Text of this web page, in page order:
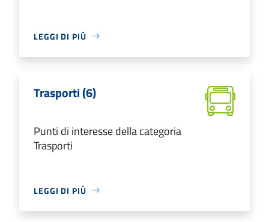
LEGGI DI PIÙ
Trasporti (6)
Punti di interesse della categoria
Trasporti
LEGGI DI PIÙ